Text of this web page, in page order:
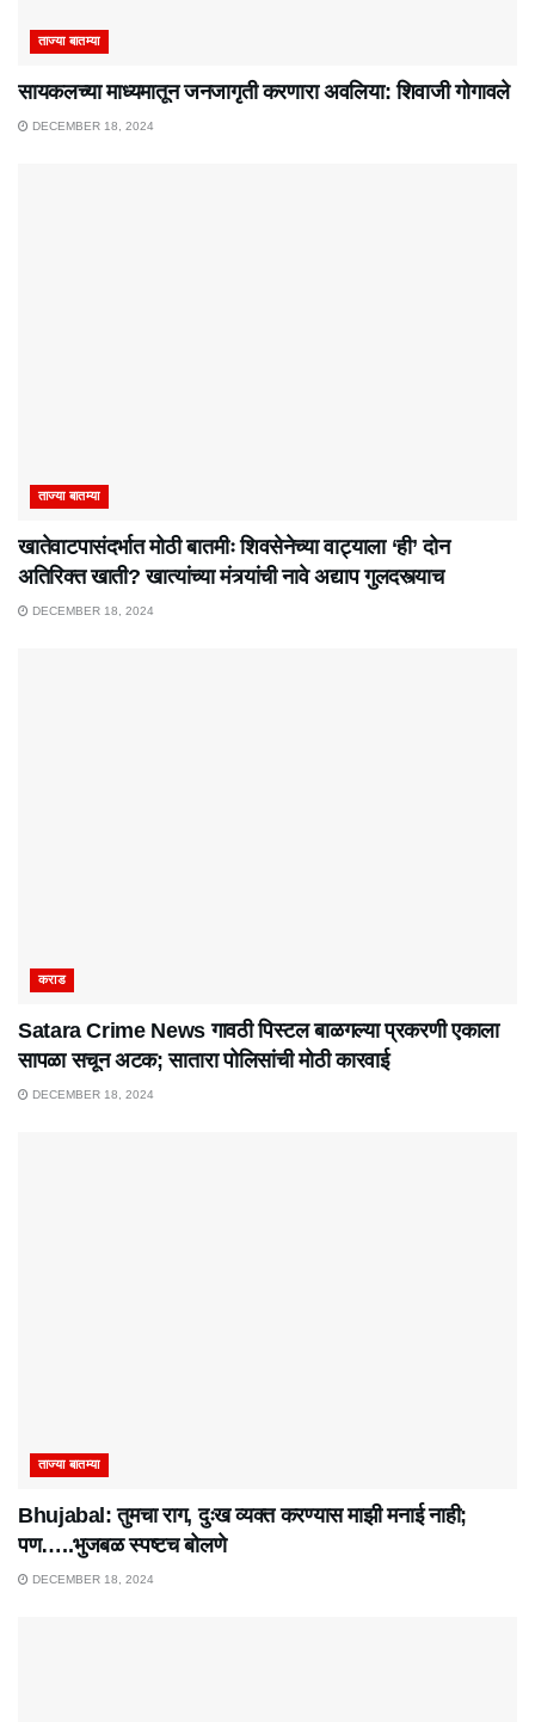
ताज्या बातम्या
सायकलच्या माध्यमातून जनजागृती करणारा अवलिया: शिवाजी गोगावले
DECEMBER 18, 2024
ताज्या बातम्या
खातेवाटपासंदर्भात मोठी बातमीः शिवसेनेच्या वाट्याला ‘ही’ दोन
अतिरिक्त खाती? खात्यांच्या मंत्र्यांची नावे अद्याप गुलदस्त्याच
DECEMBER 18, 2024
कराड
Satara Crime News गावठी पिस्टल बाळगल्या प्रकरणी एकाला
सापळा सचून अटक; सातारा पोलिसांची मोठी कारवाई
DECEMBER 18, 2024
ताज्या बातम्या
Bhujabal: तुमचा राग, दुःख व्यक्त करण्यास माझी मनाई नाही;
पण…..भुजबळ स्पष्टच बोलणे
DECEMBER 18, 2024